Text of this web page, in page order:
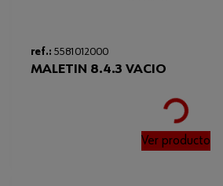
ref.: 5581012000
MALETIN 8.4.3 VACIO Loading...
Ver producto